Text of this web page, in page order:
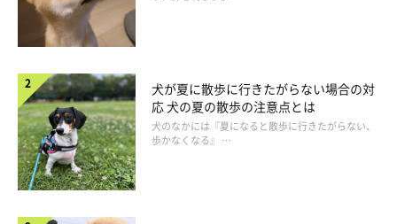
犬が夏に散歩に行きたがらない場合の対
応 犬の夏の散歩の注意点とは
犬のなかには『夏になると散歩に行きたがらない、
歩かなくなる』 …